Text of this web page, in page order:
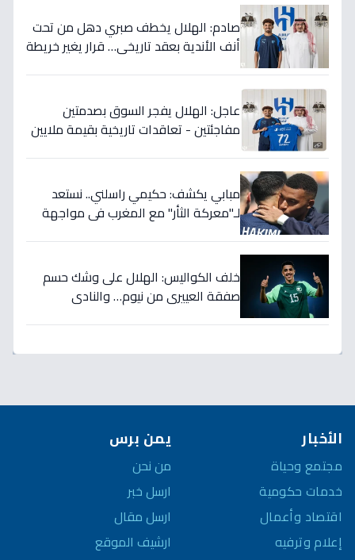
صادم: الهلال يخطف صبري دهل من تحت
أنف الأندية بعقد تاريخي… قرار يغير خريطة
عاجل: الهلال يفجر السوق بصدمتين
مفاجئتين - تعاقدات تاريخية بقيمة ملايين
مبابي يكشف: حكيمي راسلني.. نستعد
لـ"معركة الثأر" مع المغرب في مواجهة
خلف الكواليس: الهلال على وشك حسم
صفقة العييري من نيوم… والنادي
الأخبار
مجتمع وحياة
خدمات حكومية
اقتصاد وأعمال
إعلام وترفيه
يمن برس
من نحن
ارسل خبر
ارسل مقال
ارشيف الموقع